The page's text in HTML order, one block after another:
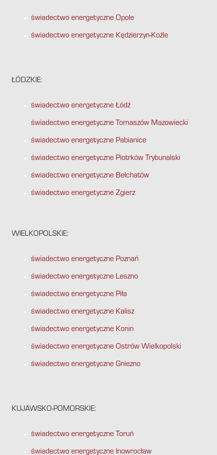
świadectwo energetyczne Opole
świadectwo energetyczne Kędzierzyn-Koźle
ŁÓDZKIE:
świadectwo energetyczne Łódź
świadectwo energetyczne Tomaszów Mazowiecki
świadectwo energetyczne Pabianice
świadectwo energetyczne Piotrków Trybunalski
świadectwo energetyczne Bełchatów
świadectwo energetyczne Zgierz
WIELKOPOLSKIE:
świadectwo energetyczne Poznań
świadectwo energetyczne Leszno
świadectwo energetyczne Piła
świadectwo energetyczne Kalisz
świadectwo energetyczne Konin
świadectwo energetyczne Ostrów Wielkopolski
świadectwo energetyczne Gniezno
KUJAWSKO-POMORSKIE:
świadectwo energetyczne Toruń
świadectwo energetyczne Inowrocław